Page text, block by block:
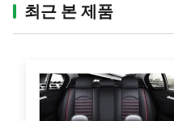
최근 본 제품‌